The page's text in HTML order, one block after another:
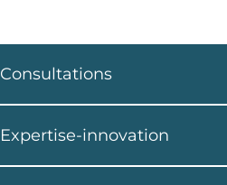
Consultations
Expertise-innovation